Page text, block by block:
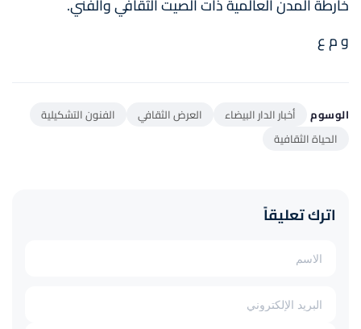
و م ع
الوسوم أخبار الدار البيضاء العرض الثقافي
الفنون التشكيلية
الحياة الثقافية
اترك تعليقاً